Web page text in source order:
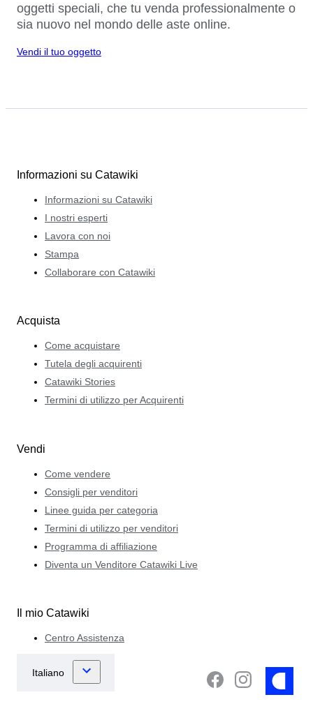
oggetti speciali, che tu venda professionalmente o
sia nuovo nel mondo delle aste online.
Vendi il tuo oggetto
Informazioni su Catawiki
Informazioni su Catawiki
I nostri esperti
Lavora con noi
Stampa
Collaborare con Catawiki
Acquista
Come acquistare
Tutela degli acquirenti
Catawiki Stories
Termini di utilizzo per Acquirenti
Vendi
Come vendere
Consigli per venditori
Linee guida per categoria
Termini di utilizzo per venditori
Programma di affiliazione
Diventa un Venditore Catawiki Live
Il mio Catawiki
Centro Assistenza